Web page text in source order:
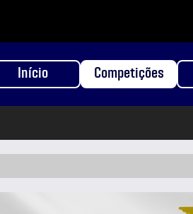
Início Competições